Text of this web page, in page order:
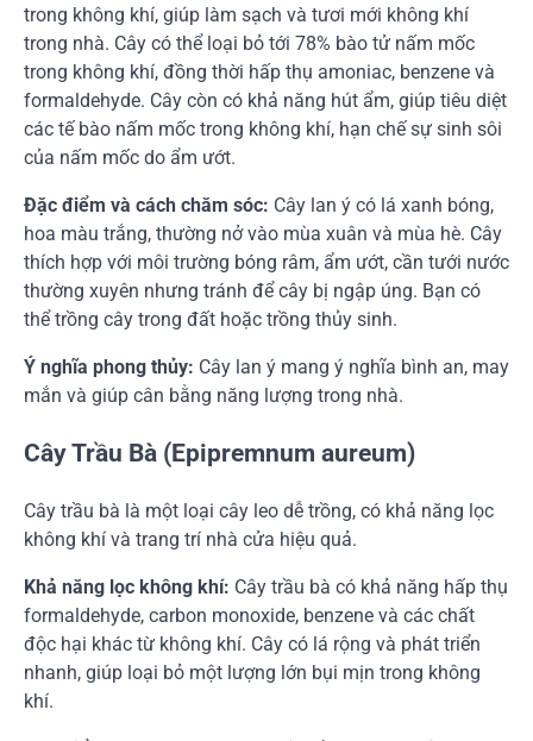
trong không khí, giúp làm sạch và tươi mới không khí
trong nhà. Cây có thể loại bỏ tới 78% bào tử nấm mốc
trong không khí, đồng thời hấp thụ amoniac, benzene và
formaldehyde. Cây còn có khả năng hút ẩm, giúp tiêu diệt
các tế bào nấm mốc trong không khí, hạn chế sự sinh sôi
của nấm mốc do ẩm ướt.
Đặc điểm và cách chăm sóc: Cây lan ý có lá xanh bóng,
hoa màu trắng, thường nở vào mùa xuân và mùa hè. Cây
thích hợp với môi trường bóng râm, ẩm ướt, cần tưới nước
thường xuyên nhưng tránh để cây bị ngập úng. Bạn có
thể trồng cây trong đất hoặc trồng thủy sinh.
Ý nghĩa phong thủy: Cây lan ý mang ý nghĩa bình an, may
mắn và giúp cân bằng năng lượng trong nhà.
Cây Trầu Bà (Epipremnum aureum)
Cây trầu bà là một loại cây leo dễ trồng, có khả năng lọc
không khí và trang trí nhà cửa hiệu quả.
Khả năng lọc không khí: Cây trầu bà có khả năng hấp thụ
formaldehyde, carbon monoxide, benzene và các chất
độc hại khác từ không khí. Cây có lá rộng và phát triển
nhanh, giúp loại bỏ một lượng lớn bụi mịn trong không
khí.